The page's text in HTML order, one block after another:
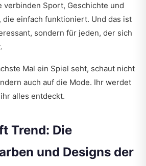
verbinden Sport, Geschichte und
die einfach funktioniert. Und das ist
sondern für jeden, der sich
Mal ein Spiel seht, schaut nicht
auch auf die Mode. Ihr werdet
alles entdeckt.
Trend: Die
und Designs der